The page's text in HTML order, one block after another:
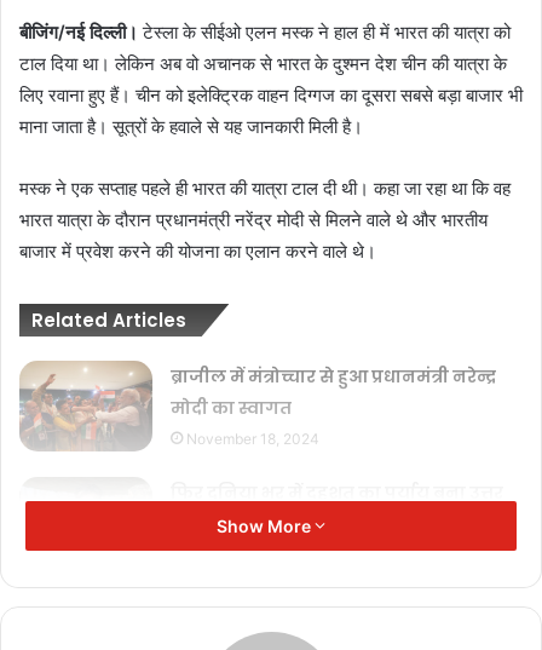
बीजिंग/नई दिल्ली। टेस्ला के सीईओ एलन मस्क ने हाल ही में भारत की यात्रा को
टाल दिया था। लेकिन अब वो अचानक से भारत के दुश्मन देश चीन की यात्रा के
लिए रवाना हुए हैं। चीन को इलेक्ट्रिक वाहन दिग्गज का दूसरा सबसे बड़ा बाजार भी
माना जाता है। सूत्रों के हवाले से यह जानकारी मिली है।
मस्क ने एक सप्ताह पहले ही भारत की यात्रा टाल दी थी। कहा जा रहा था कि वह
भारत यात्रा के दौरान प्रधानमंत्री नरेंद्र मोदी से मिलने वाले थे और भारतीय
बाजार में प्रवेश करने की योजना का एलान करने वाले थे।
Related Articles
ब्राजील में मंत्रोच्चार से हुआ प्रधानमंत्री नरेन्द्र
मोदी का स्वागत
November 18, 2024
कोरिया का तानाशाह किम जोंग उन
September 5, 2024
रिश्ते सामान्य बनाने के लिए एलएसी का
सम्मान जरूरी: जयशंकर
Show More